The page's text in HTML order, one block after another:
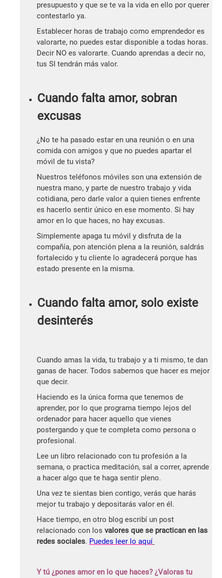
presupuesto y que se te va la vida en ello por querer
contestarlo ya.
Establecer horas de trabajo como emprendedor es
valorarte, no puedes estar disponible a todas horas.
Decir NO es valorarte. Cuando aprendas a decir no,
tus SI tendrán más valor.
Cuando falta amor, sobran
excusas
¿No te ha pasado estar en una reunión o en una
comida con amigos y que no puedes apartar el
móvil de tu vista?
Nuestros teléfonos móviles son una extensión de
nuestra mano, y parte de nuestro trabajo y vida
cotidiana, pero darle valor a quien tienes enfrente
es hacerlo sentir único en ese momento. Si hay
amor en lo que haces, no hay excusas.
Simplemente apaga tu móvil y disfruta de la
compañía, pon atención plena a la reunión, saldrás
fortalecido y tu cliente lo agradecerá porque has
estado presente en la misma.
Cuando falta amor, solo existe
desinterés
Cuando amas la vida, tu trabajo y a ti mismo, te dan
ganas de hacer. Todos sabemos que hacer es mejor
que decir.
Haciendo es la única forma que tenemos de
aprender, por lo que programa tiempo lejos del
ordenador para hacer aquello que vienes
postergando y que te completa como persona o
profesional.
Lee un libro relacionado con tu profesión a la
semana, o practica meditación, sal a correr, aprende
a hacer algo que te haga sentir pleno.
Una vez te sientas bien contigo, verás que harás
mejor tu trabajo y depositarás valor en él.
Hace tiempo, en otro blog escribí un post
relacionado con los valores que se practican en las
redes sociales. Puedes leer lo aquí
Y tú ¿pones amor en lo que haces? ¿Valoras tu